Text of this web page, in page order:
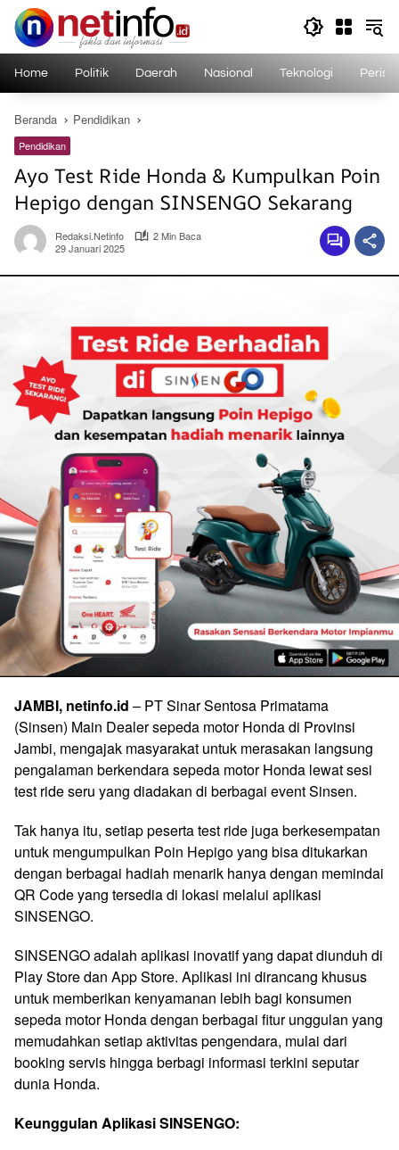
Langsung
konten
Home Politik Daerah Nasional Teknologi
Beranda Pendidikan
Pendidikan
Ayo Test Ride Honda & Kumpulkan Poin
Hepigo dengan SINSENGO Sekarang
Redaksi.netinfo
2 Min Baca
29 Januari 2025
JAMBI, netinfo.id – PT Sinar Sentosa Primatama
(Sinsen) Main Dealer sepeda motor Honda di Provinsi
Jambi, mengajak masyarakat untuk merasakan langsung
pengalaman berkendara sepeda motor Honda lewat sesi
test ride seru yang diadakan di berbagai event Sinsen.
Tak hanya itu, setiap peserta test ride juga berkesempatan
untuk mengumpulkan Poin Hepigo yang bisa ditukarkan
dengan berbagai hadiah menarik hanya dengan memindai
QR Code yang tersedia di lokasi melalui aplikasi
SINSENGO.
SINSENGO adalah aplikasi inovatif yang dapat diunduh di
Play Store dan App Store. Aplikasi ini dirancang khusus
untuk memberikan kenyamanan lebih bagi konsumen
sepeda motor Honda dengan berbagai fitur unggulan yang
memudahkan setiap aktivitas pengendara, mulai dari
booking servis hingga berbagi informasi terkini seputar
dunia Honda.
Keunggulan Aplikasi SINSENGO: